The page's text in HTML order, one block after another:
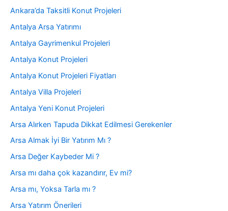
Ankara’da Taksitli Konut Projeleri
Antalya Arsa Yatırımı
Antalya Gayrimenkul Projeleri
Antalya Konut Projeleri
Antalya Konut Projeleri Fiyatları
Antalya Villa Projeleri
Antalya Yeni Konut Projeleri
Arsa Alırken Tapuda Dikkat Edilmesi Gerekenler
Arsa Almak İyi Bir Yatırım Mı ?
Arsa Değer Kaybeder Mi ?
Arsa mı daha çok kazandırır, Ev mi?
Arsa mı, Yoksa Tarla mı ?
Arsa Yatırım Önerileri